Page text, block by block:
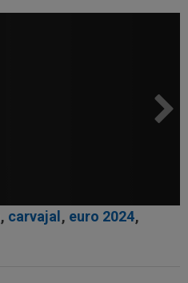
, carvajal, euro 2024,